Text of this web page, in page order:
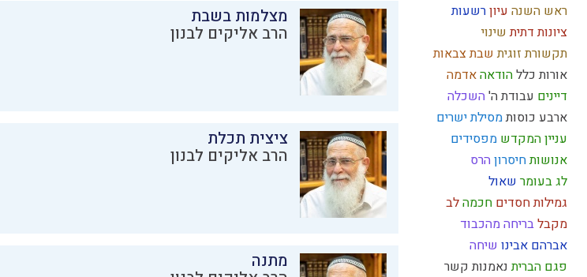
ראש השנה עיוןרשעות
ציונות דתיתשינוי
תקשורת זוגיתשבתצבאות
אורותכללהודאהאדמה
דיינים עבודת ה' השכלה
ארבע כוסותמסילת ישרים
עניין המקדש מפסידים
אנושותחיסרון הרס
לג בעומר שאול
גמילות חסדים חכמהלב
מקבלבריחה מהכבוד
אברהם אבינו שיחה
פגם הבריתנאמנותקשר
מצלמות בשבת
הרב אליקים לבנון
ציצית תכלת
הרב אליקים לבנון
מתנה